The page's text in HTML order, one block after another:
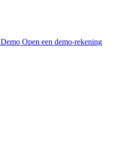
Demo Open een demo-rekening